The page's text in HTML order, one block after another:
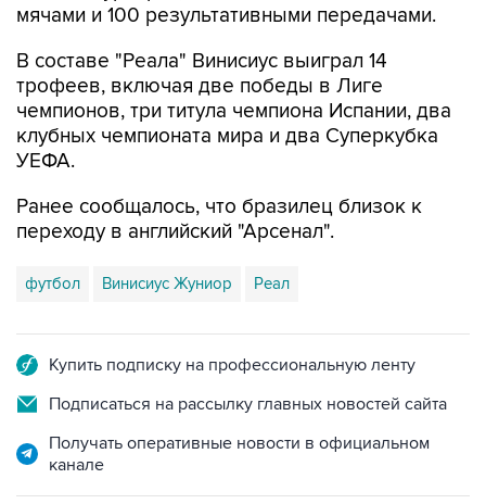
мячами и 100 результативными передачами.
В составе "Реала" Винисиус выиграл 14
трофеев, включая две победы в Лиге
чемпионов, три титула чемпиона Испании, два
клубных чемпионата мира и два Суперкубка
УЕФА.
Ранее сообщалось, что бразилец близок к
переходу в английский "Арсенал".
футбол Винисиус Жуниор Реал
Купить подписку на профессиональную ленту
Подписаться на рассылку главных новостей сайта
Получать оперативные новости в официальном
канале